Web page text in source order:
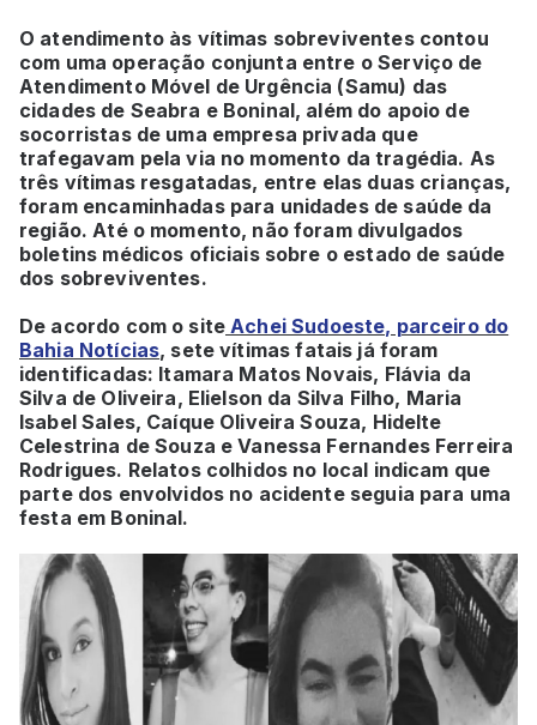
O atendimento às vítimas sobreviventes contou
com uma operação conjunta entre o Serviço de
Atendimento Móvel de Urgência (Samu) das
cidades de Seabra e Boninal, além do apoio de
socorristas de uma empresa privada que
trafegavam pela via no momento da tragédia. As
três vítimas resgatadas, entre elas duas crianças,
foram encaminhadas para unidades de saúde da
região. Até o momento, não foram divulgados
boletins médicos oficiais sobre o estado de saúde
dos sobreviventes.
De acordo com o site Achei Sudoeste, parceiro do
Bahia Notícias, sete vítimas fatais já foram
identificadas: Itamara Matos Novais, Flávia da
Silva de Oliveira, Elielson da Silva Filho, Maria
Isabel Sales, Caíque Oliveira Souza, Hidelte
Celestrina de Souza e Vanessa Fernandes Ferreira
Rodrigues. Relatos colhidos no local indicam que
parte dos envolvidos no acidente seguia para uma
festa em Boninal.